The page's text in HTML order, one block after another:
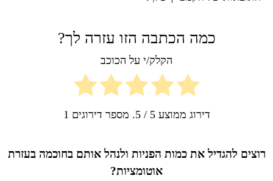
כמה הכתבה הזו עזרה לך?
הקלק/י על הכוכב
דירוג ממוצע5 / 5. מספר דירוגים 1
רוצים להגדיל את כמות הפניות ולנהל אותם בחוכמה בעזרת
אוטומציות?